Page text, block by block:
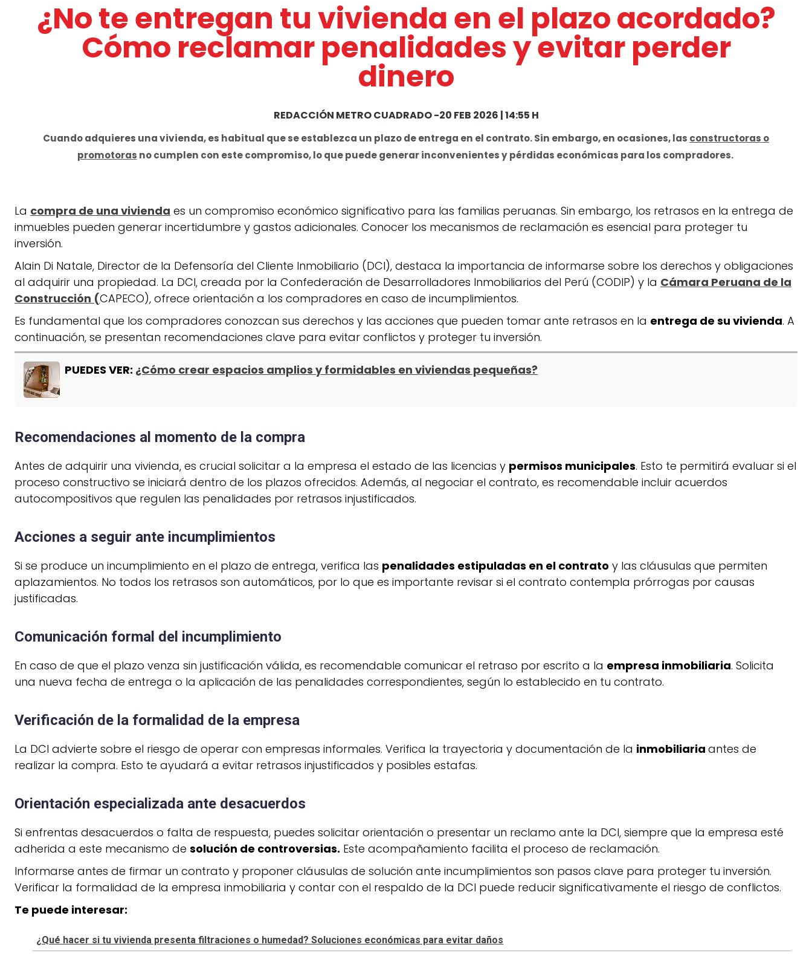
¿No te entregan tu vivienda en el plazo acordado?
Cómo reclamar penalidades y evitar perder
dinero
REDACCIÓN METRO CUADRADO-20 FEB 2026 | 14:55 H
Cuando adquieres una vivienda, es habitual que se establezca un plazo de entrega en el contrato. Sin embargo, en ocasiones, las constructoras o
promotoras no cumplen con este compromiso, lo que puede generar inconvenientes y pérdidas económicas para los compradores.
La compra de una vivienda es un compromiso económico significativo para las familias peruanas. Sin embargo, los retrasos en la entrega de
inmuebles pueden generar incertidumbre y gastos adicionales. Conocer los mecanismos de reclamación es esencial para proteger tu
inversión.
Alain Di Natale, Director de la Defensoría del Cliente Inmobiliario (DCI), destaca la importancia de informarse sobre los derechos y obligaciones
al adquirir una propiedad. La DCI, creada por la Confederación de Desarrolladores Inmobiliarios del Perú (CODIP) y la Cámara Peruana de la
Construcción (CAPECO), ofrece orientación a los compradores en caso de incumplimientos.
Es fundamental que los compradores conozcan sus derechos y las acciones que pueden tomar ante retrasos en la entrega de su vivienda. A
continuación, se presentan recomendaciones clave para evitar conflictos y proteger tu inversión.
PUEDES VER: ¿Cómo crear espacios amplios y formidables en viviendas pequeñas?
Recomendaciones al momento de la compra
Antes de adquirir una vivienda, es crucial solicitar a la empresa el estado de las licencias y permisos municipales. Esto te permitirá evaluar si el
proceso constructivo se iniciará dentro de los plazos ofrecidos. Además, al negociar el contrato, es recomendable incluir acuerdos
autocompositivos que regulen las penalidades por retrasos injustificados.
Acciones a seguir ante incumplimientos
Si se produce un incumplimiento en el plazo de entrega, verifica las penalidades estipuladas en el contrato y las cláusulas que permiten
aplazamientos. No todos los retrasos son automáticos, por lo que es importante revisar si el contrato contempla prórrogas por causas
justificadas.
Comunicación formal del incumplimiento
En caso de que el plazo venza sin justificación válida, es recomendable comunicar el retraso por escrito a la empresa inmobiliaria. Solicita
una nueva fecha de entrega o la aplicación de las penalidades correspondientes, según lo establecido en tu contrato.
Verificación de la formalidad de la empresa
La DCI advierte sobre el riesgo de operar con empresas informales. Verifica la trayectoria y documentación de la inmobiliaria antes de
realizar la compra. Esto te ayudará a evitar retrasos injustificados y posibles estafas.
Orientación especializada ante desacuerdos
Si enfrentas desacuerdos o falta de respuesta, puedes solicitar orientación o presentar un reclamo ante la DCI, siempre que la empresa esté
adherida a este mecanismo de solución de controversias. Este acompañamiento facilita el proceso de reclamación.
Informarse antes de firmar un contrato y proponer cláusulas de solución ante incumplimientos son pasos clave para proteger tu inversión.
Verificar la formalidad de la empresa inmobiliaria y contar con el respaldo de la DCI puede reducir significativamente el riesgo de conflictos.
Te puede interesar:
¿Qué hacer si tu vivienda presenta filtraciones o humedad? Soluciones económicas para evitar daños